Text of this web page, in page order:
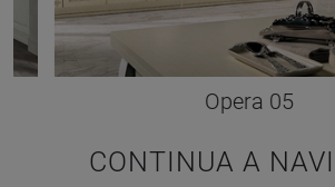
Opera 05
CONTINUA A